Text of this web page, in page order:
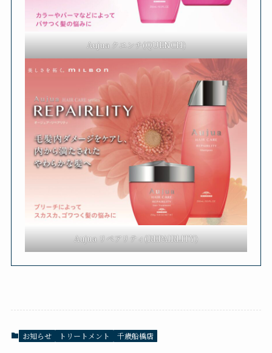
Aujua クエンチ(QUENCH)
Aujua リペアリティ(REPAIRLITY)
お知らせ トリートメント 千歳船橋店